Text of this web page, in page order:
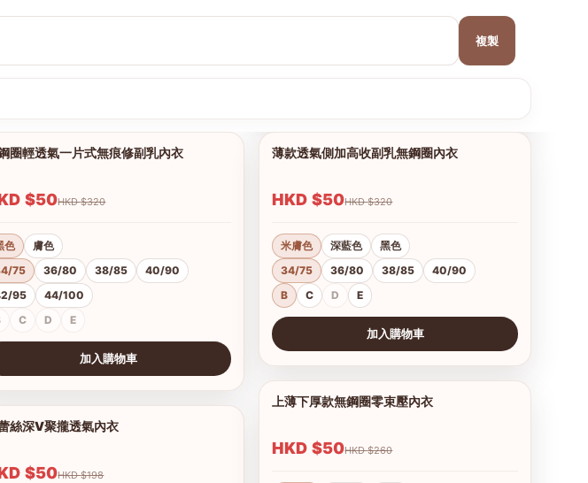
複製
圈輕透氣一片式無痕修副乳內衣
HKD $50 HKD $320
色
膚色
75
36/80 38/85
40/90
95
44/100
C D E
加入購物車
絲深V聚攏透氣內衣
HKD $50 HKD $198
薄款透氣側加高收副乳無鋼圈內衣
HKD $50 HKD $320
米膚色 深藍色
黑色
34/75
36/80 38/85
40/90
B
C D E
加入購物車
上薄下厚款無鋼圈零束壓內衣
HKD $50 HKD $260